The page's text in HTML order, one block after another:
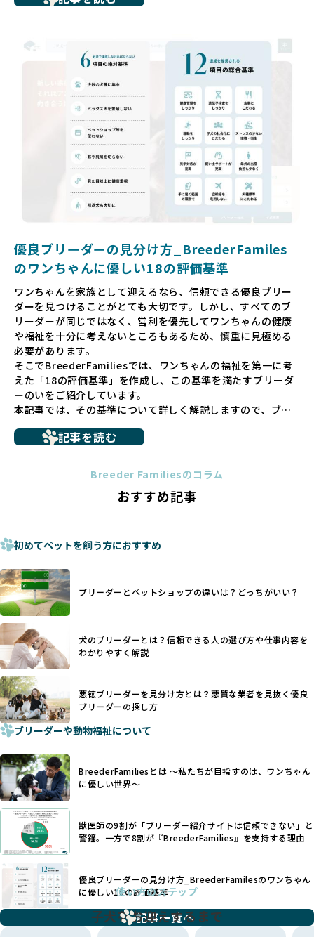
いるというケースもあります。こうした問題は、消費者にと
っても大きな負担であり、ワンちゃん自身にとっても非常に
だからこそ、私たちは正しい情報と安心して選べる場所を提
供すべきだと考えています。BreederFamiliesでは、ワンち
ゃんを家族のように愛する「優良ブリーダー」のみを独自の
厳しい基準で厳選し、その評価基準や評価結果をオープンに
しています。これにより、消費者の皆様が安心して子犬やブ
リーダーを選べる環境を整えています。
そして、消費者の皆様が正しい情報をもとに優良ブリーダー
を求めることで、ワンちゃんを家族のように愛する優良ブリ
ーダーが増え、営利優先の「悪徳ブリーダー」が自然と淘汰
される社会を目指しています。目の前の子犬だけでなく、親
ゃんに優しい世界を築いていきたいと考えています。
長するための環境が十分に整っていない場合が多く、販売ま
での間に過密な環境や長距離移動のストレスを受けることが
少なくありません。このような環境は、健康リスクや社会性
の問題につながりやすく、ワンちゃんにとっても望ましいと
は言えません。
こうした背景から、BreederFamiliesはペットショップを介
さない直接販売を採用するとともに、ペットオークションや
ペットショップを利用するブリーダーの掲載も行ってしませ
ん。
ペットショップを避けた方がいい理由の詳細はこちら
法令レベルの最低基準にとどまっていることが問題です。こ
の法令レベルの基準はブリーディング環境の最低限を定める
ものに過ぎず、ワンちゃんの心身の福祉やブリーダーの責任
少なくなく、消費者にとって選択の判断が難しい現状があり
さらに、書類審査のみで掲載が許可されるサイトが多く、実
際の飼育環境やブリーダーの姿勢が見えにくい点も課題で
す。こうしたサイトでは、ブリーダーが記載する情報が主で
あり、実際の現場や日々のケアの状況がわからないため、営
利優先の「悪徳ブリーダー」が含まれるリスクが高まりま
す。
BreederFamiliesでは、ワンちゃんを大切にする「優良ブリ
ーダー」のみを紹介するために、法令を超えた独自の基準を
設け、ブリーダーの理念や飼育環境の厳格なチェックを行っ
ています。
一部の営利優先のブリーディングでは、母犬の出産負担を考
えずに大量繁殖が行われ、親犬が心身ともに疲弊するケース
が見られます。さらに、コストカットのために食事を減らし
たり、栄養のない食事を与える、適切な健康管理が行われな
いなど、ワンちゃんの健康と福祉が犠牲にされることも少な
くありません。
また、健康リスクが予測しづらいミックス犬の繁殖や、愛情
が行き届かない多頭飼育等も問題です。これらのブリーディ
ング手法は、ワンちゃんの福祉を無視し、利益のみを追求す
るブリーダーによるものが多く、消費者にとっても深刻な課
題となっています。
BreederFamiliesでは、こうしたワンちゃんに優しくないブ
リーディングをなくすため、すべてのワンちゃんを家族のよ
うに大切に飼育・繁殖を行っている「優良ブリーダー」のみ
優良ブリーダーの見分け方_BreederFamiles
のワンちゃんに優しい18の評価基準
ワンちゃんを家族として迎えるなら、信頼できる優良ブリー
ダーを見つけることがとても大切です。しかし、すべてのブ
リーダーが同じではなく、営利を優先してワンちゃんの健康
や福祉を十分に考えないところもあるため、慎重に見極める
必要があります。
そこでBreederFamiliesでは、ワンちゃんの福祉を第一に考
えた「18の評価基準」を作成し、この基準を満たすブリーダ
ーのいをご紹介しています。
本記事では、その基準について詳しく解説しますので、ブリ
に断尾（しっぽを切る）や断耳（耳を切る）が行われている
これは痛みを伴う処置で、ワンちゃんの身体的な負担が大き
手段でもあるため、切断されることで他の犬や人間との意思
ヨーロッパ諸国ではこうした処置が禁止されている一方で、
日本ではいまだ行われる場合があります。
優良ブリーダーは動物福祉を優先し、ワンちゃんの自然な姿
を大切にするため断尾・断耳を行いません。
一方、営利優先ブリーダーでは「見た目が良く売れやすい」
ことを理由に断尾や断耳を行うことがあり、中には麻酔なし
で処置するケースも見受けられます。
「耳やしっぽを切らない」詳細はこちら
犬種ごとに異なる健康リスクや育て方のポイントを理解し、
適切に対応するためには、深い知識と豊富な経験が欠かせま
せん。現在、犬種は200種類以上あり、それぞれに特有の健康
たとえば、パグは呼吸器系のトラブルを抱えやすく、ラブラ
ドール・レトリバーには股関節形成不全への注意が必要で
す。このような犬種ごとの違いを熟知し、適切なケアを提供
できるかどうかは、ブリーダーの専門性に大きく関わりま
す。
優良ブリーダーは、少数の犬種（一般的に3種以内）に絞って
繁殖を行い、各犬種の特徴を熟知しています。これにより、
犬種ごとの健康管理や繁殖において質の高いケアを提供する
ことが可能です。
一方、営利優先ブリーダーは流行や需要に応じて扱う犬種を
増やす傾向があり、犬種ごとに異なる健康問題や適切な育成
環境を十分に考慮しない場合があります。こうしたブリーダ
記事を読む
Breeder Familiesのコラム
おすすめ記事
初めてペットを飼う方におすすめ
ブリーダーとペットショップの違いは？どっちがいい？
犬のブリーダーとは？信頼できる人の選び方や仕事内容を
わかりやすく解説
悪徳ブリーダーを見分け方とは？悪質な業者を見抜く優良
ブリーダーの探し方
ブリーダーや動物福祉について
BreederFamiliesとは 〜私たちが目指すのは、ワンちゃん
に優しい世界〜
獣医師の9割が「ブリーダー紹介サイトは信頼できない」と
警鐘。一方で8割が『BreederFamilies』を支持する理由
優良ブリーダーの見分け方_BreederFamilesのワンちゃん
に優しい18の評価基準
記事一覧へ
使い方のステップ
子犬をお迎えするまで